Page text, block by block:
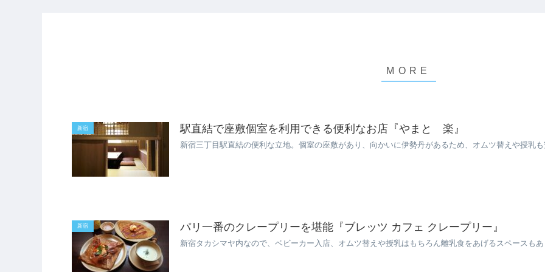
新宿 駅直結で座敷個室を利用できる便利なお店『やまと 楽』
新宿三丁目駅直結の便利な立地。個室の座敷があり、向かいに伊勢丹があるため、オムツ替えや授乳
新宿 パリ一番のクレープリーを堪能『ブレッツ カフェ クレープリー』
新宿タカシマヤ内なので、ベビーカー入店、オムツ替えや授乳はもちろん離乳食をあげるスペースも